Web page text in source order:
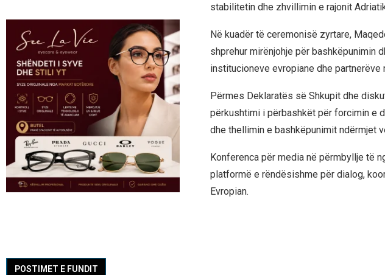
stabilitetin dhe zhvillimin e rajonit
Në kuadër të ceremonisë zyrtare,
shprehur mirënjohje për bashkëpunimin
institucioneve evropiane dhe
Përmes Deklaratës së Shkupit dhe
përkushtimi i përbashkët për forcimin e
dhe thellimin e bashkëpunimit ndërmjet
Konferenca për media në përmbyllje të
platformë e rëndësishme për dialog,
Evropian.
POSTIMET E FUNDIT